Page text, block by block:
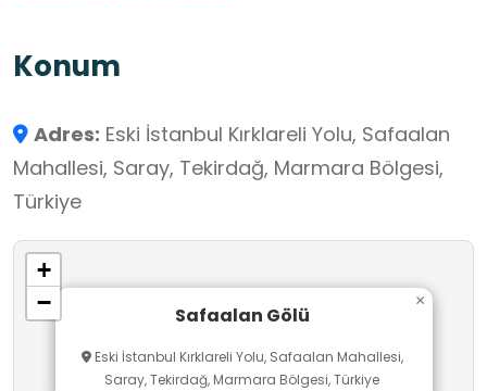
Konum
Adres: Eski İstanbul Kırklareli Yolu, Safaalan
Mahallesi, Saray, Tekirdağ, Marmara Bölgesi,
Türkiye
Safaalan Gölü
Eski İstanbul Kırklareli Yolu, Safaalan Mahallesi,
Saray, Tekirdağ, Marmara Bölgesi, Türkiye
×
+
−